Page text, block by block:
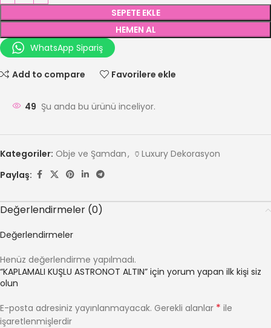
SEPETE EKLE
HEMEN AL
WhatsApp Sipariş
Add to compare Favorilere ekle
49 Şu anda bu ürünü inceliyor.
Kategoriler: Obje ve Şamdan, 🏺Luxury Dekorasyon
Paylaş:
Değerlendirmeler (0)
Değerlendirmeler
Henüz değerlendirme yapılmadı.
“KAPLAMALI KUŞLU ASTRONOT ALTIN” için yorum yapan ilk kişi siz
olun
E-posta adresiniz yayınlanmayacak. Gerekli alanlar * ile
işaretlenmişlerdir